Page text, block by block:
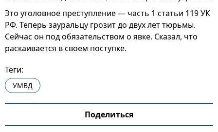
Это уголовное преступление — часть 1 статьи 119 УК
РФ. Теперь зауральцу грозит до двух лет тюрьмы.
Сейчас он под обязательством о явке. Сказал, что
раскаивается в своем поступке.
Теги:
УМВД
Поделиться